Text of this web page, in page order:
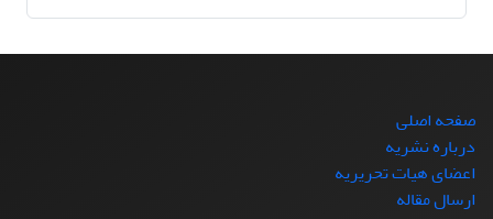
صفحه اصلی
درباره نشریه
اعضای هیات تحریریه
ارسال مقاله